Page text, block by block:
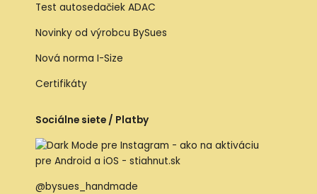
Test autosedačiek ADAC
Novinky od výrobcu BySues
Nová norma I-Size
Certifikáty
Sociálne siete / Platby
@bysues_handmade